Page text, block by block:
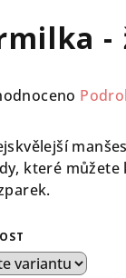
-
které můžete